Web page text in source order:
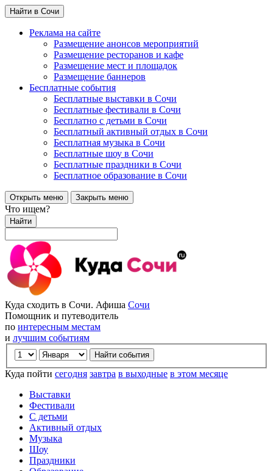
Найти в Сочи
Реклама на сайте
Размещение анонсов мероприятий
Размещение ресторанов и кафе
Размещение мест и площадок
Размещение баннеров
Бесплатные события
Бесплатные выставки в Сочи
Бесплатные фестивали в Сочи
Бесплатно с детьми в Сочи
Бесплатный активный отдых в Сочи
Бесплатная музыка в Сочи
Бесплатные шоу в Сочи
Бесплатные праздники в Сочи
Бесплатное образование в Сочи
Открыть меню Закрыть меню
Что ищем?
Найти
Куда сходить в Сочи. Афиша Сочи
Помощник и путеводитель
по интересным местам
и лучшим событиям
Куда пойти сегодня завтра в выходные в этом месяце
Выставки
Фестивали
С детьми
Активный отдых
Музыка
Шоу
Праздники